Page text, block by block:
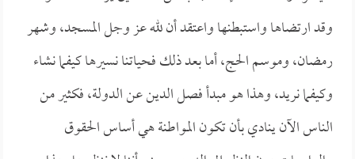
وقد ارتضاها واستبطنها واعتقد أن لله عز وجل المسجد، وشهر
رمضان، وموسم الحج، أما بعد ذلك فحياتنا نسيرها كيفما نشاء
وكيفما نريد، وهذا هو مبدأ فصل الدين عن الدولة، فكثير من
الناس الآن ينادي بأن تكون المواطنة هي أساس الحقوق